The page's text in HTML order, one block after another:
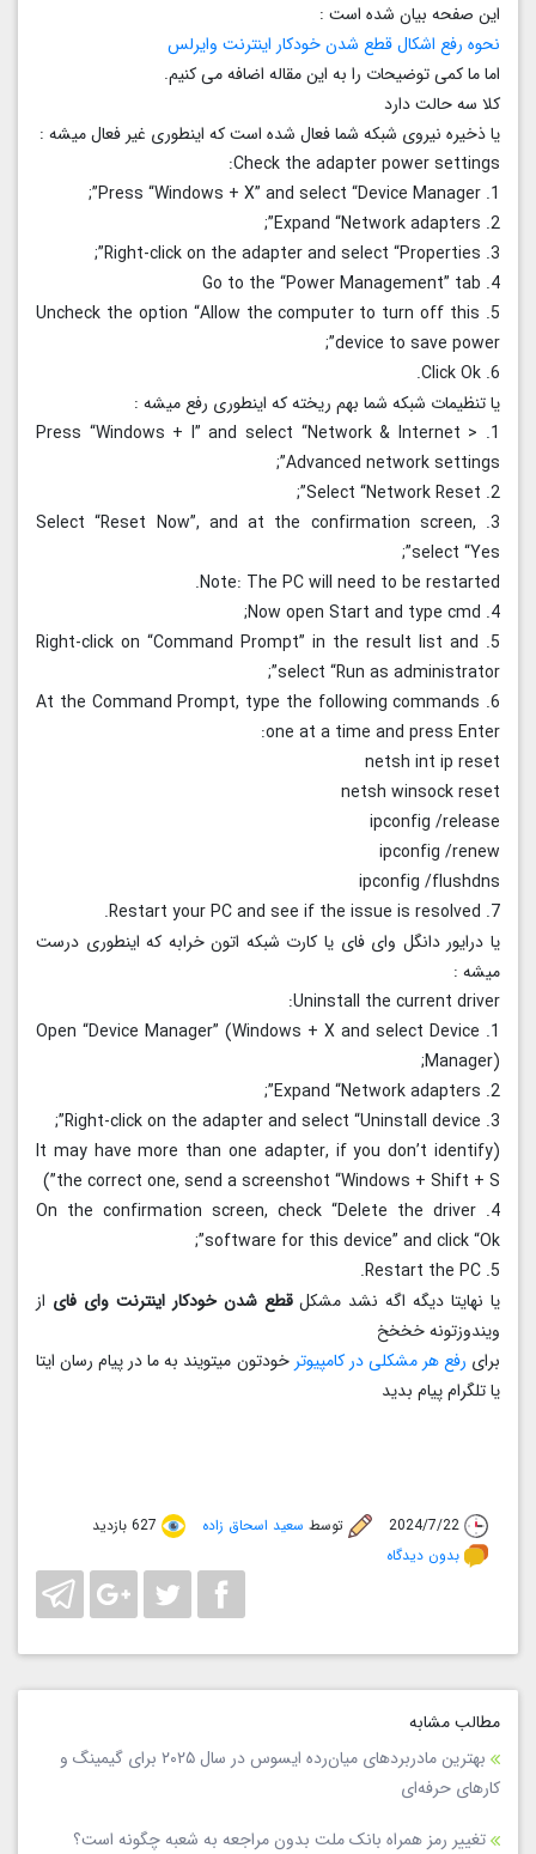
این صفحه بیان شده است :
نحوه رفع اشکال قطع شدن خودکار اینترنت وایرلس
اما ما کمی توضیحات را به این مقاله اضافه می کنیم.
کلا سه حالت دارد
یا ذخیره نیروی شبکه شما فعال شده است که اینطوری غیر فعال میشه :
Check the adapter power settings:
2. Expand “Network adapters”;
3. Right-click on the adapter and select “Properties”;
4. Go to the “Power Management” tab
5. Uncheck the option “Allow the computer to turn off this
device to save power”;
6. Click Ok.
یا تنظیمات شبکه شما بهم ریخته که اینطوری رفع میشه :
1. Press “Windows + I” and select “Network & Internet >
Advanced network settings”;
2. Select “Network Reset”;
3. Select “Reset Now”, and at the confirmation screen,
select “Yes”;
Note: The PC will need to be restarted.
4. Now open Start and type cmd;
5. Right-click on “Command Prompt” in the result list and
select “Run as administrator”;
6. At the Command Prompt, type the following commands
one at a time and press Enter:
netsh int ip reset
netsh winsock reset
ipconfig /release
ipconfig /renew
ipconfig /flushdns
7. Restart your PC and see if the issue is resolved.
یا درایور دانگل وای فای یا کارت شبکه اتون خرابه که اینطوری درست
میشه :
Uninstall the current driver:
1. Open “Device Manager” (Windows + X and select Device
Manager);
2. Expand “Network adapters”;
3. Right-click on the adapter and select “Uninstall device”;
(It may have more than one adapter, if you don’t identify
the correct one, send a screenshot “Windows + Shift + S”)
4. On the confirmation screen, check “Delete the driver
software for this device” and click “Ok”;
5. Restart the PC.
یا نهایتا دیگه اگه نشد مشکل قطع شدن خودکار اینترنت وای فایاز
ویندوزتونه خخخخ
برای رفع هر مشکلی در کامپیوترخودتون میتویند به ما در پیام رسان ایتا
یا تلگرام پیام بدید
2024/7/22 توسطسعید اسحاق زاده
627 بازدید
بدون دیدگاه
مطالب مشابه
بهترین مادربردهای میان‌رده ایسوس در سال ۲۰۲۵ برای گیمینگ و
کارهای حرفه‌ای
تغییر رمز همراه بانک ملت بدون مراجعه به شعبه چگونه است؟